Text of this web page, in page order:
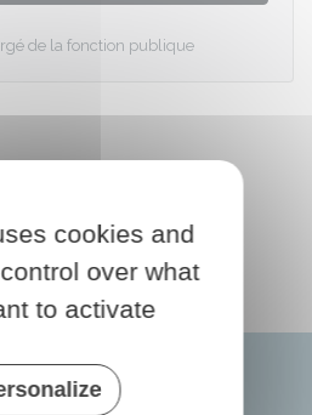
de la fonction publique
cookies and
over what
to activate